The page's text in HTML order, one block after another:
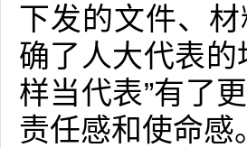
下发的文件、
确了人大代表
样当代表”有了
责任感和使命感。